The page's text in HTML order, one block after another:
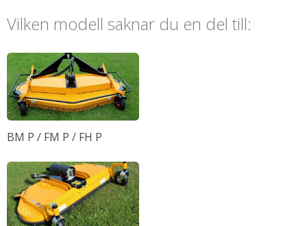
Vilken modell saknar du en del till:
BM P / FM P / FH P